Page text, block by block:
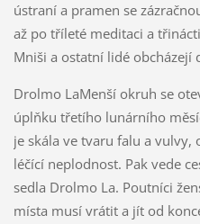
ústraní a pramen se
až po tříleté meditaci a
Mniši a ostatní lidé obcházejí
Drolmo LaMenší okruh se
úplňku třetího lunárního
je skála ve tvaru falu a vulvy,
léčící neplodnost. Pak vede
sedla Drolmo La. Poutníci
místa musí vrátit a jít od